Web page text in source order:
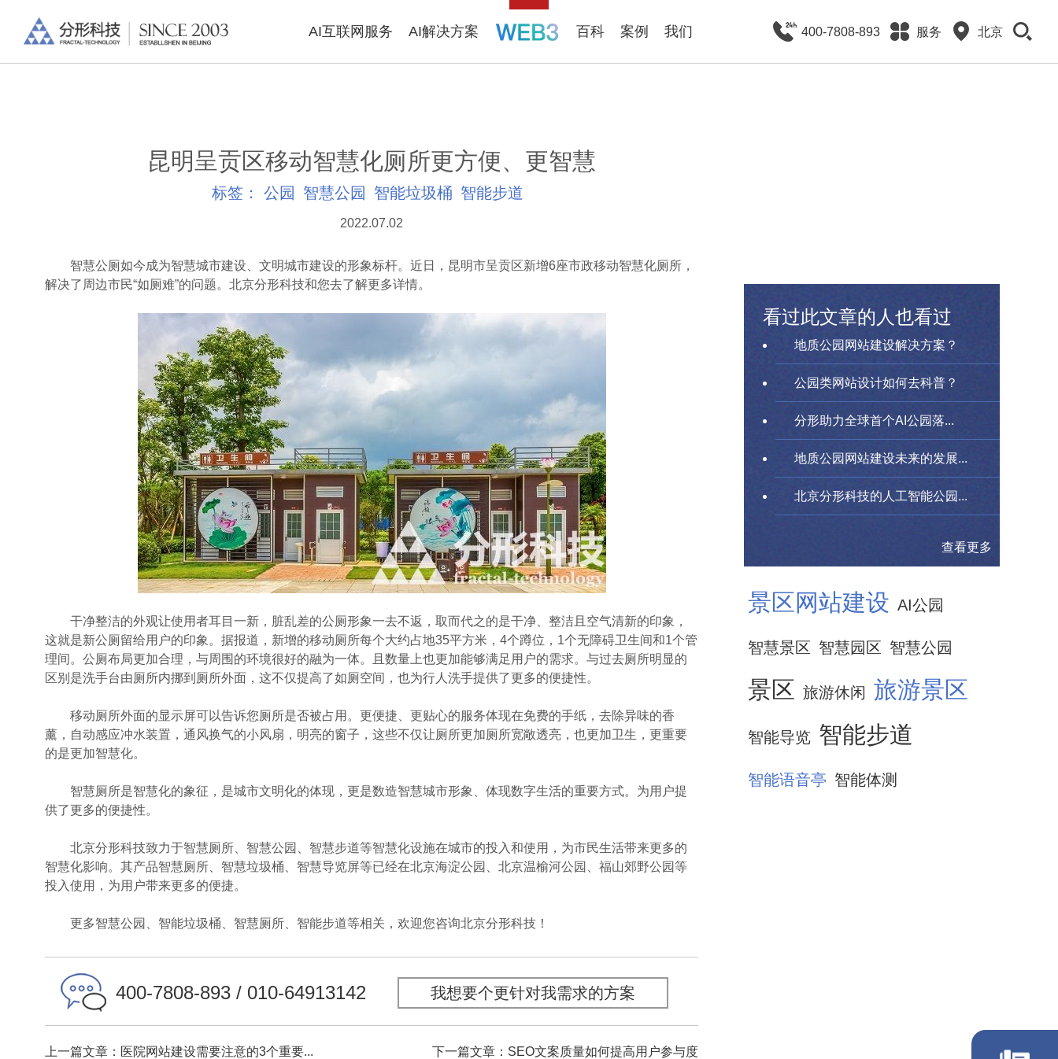
AI互联网服务 AI解决方案 百科 案例 我们 400-7808-893 服务 北京
昆明呈贡区移动智慧化厕所更方便、更智慧
标签： 公园 智慧公园 智能垃圾桶 智能步道
2022.07.02
智慧公厕如今成为智慧城市建设、文明城市建设的形象标杆。近日，昆明市呈贡区新增6座市政移动智慧化厕所，
解决了周边市民“如厕难”的问题。北京分形科技和您去了解更多详情。
干净整洁的外观让使用者耳目一新，脏乱差的公厕形象一去不返，取而代之的是干净、整洁且空气清新的印象，
这就是新公厕留给用户的印象。据报道，新增的移动厕所每个大约占地35平方米，4个蹲位，1个无障碍卫生间和1个管
理间。公厕布局更加合理，与周围的环境很好的融为一体。且数量上也更加能够满足用户的需求。与过去厕所明显的
区别是洗手台由厕所内挪到厕所外面，这不仅提高了如厕空间，也为行人洗手提供了更多的便捷性。
移动厕所外面的显示屏可以告诉您厕所是否被占用。更便捷、更贴心的服务体现在免费的手纸，去除异味的香
薰，自动感应冲水装置，通风换气的小风扇，明亮的窗子，这些不仅让厕所更加厕所宽敞透亮，也更加卫生，更重要
的是更加智慧化。
智慧厕所是智慧化的象征，是城市文明化的体现，更是数造智慧城市形象、体现数字生活的重要方式。为用户提
供了更多的便捷性。
北京分形科技致力于智慧厕所、智慧公园、智慧步道等智慧化设施在城市的投入和使用，为市民生活带来更多的
智慧化影响。其产品智慧厕所、智慧垃圾桶、智慧导览屏等已经在北京海淀公园、北京温榆河公园、福山郊野公园等
投入使用，为用户带来更多的便捷。
更多智慧公园、智能垃圾桶、智慧厕所、智能步道等相关，欢迎您咨询北京分形科技！
400-7808-893 / 010-64913142 我想要个更针对我需求的方案
上一篇文章：医院网站建设需要注意的3个重要... 下一篇文章：SEO文案质量如何提高用户参与度
看过此文章的人也看过
地质公园网站建设解决方案？
公园类网站设计如何去科普？
分形助力全球首个AI公园落...
地质公园网站建设未来的发展...
北京分形科技的人工智能公园...
查看更多
景区网站建设 AI公园
智慧景区 智慧园区 智慧公园
景区 旅游休闲 旅游景区
智能导览 智能步道
智能语音亭 智能体测